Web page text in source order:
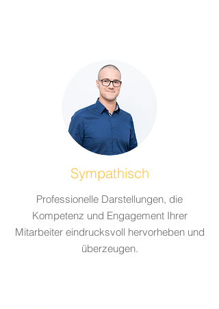
Sympathisch
Professionelle Darstellungen, die
Kompetenz und Engagement Ihrer
Mitarbeiter eindrucksvoll hervorheben und
überzeugen.